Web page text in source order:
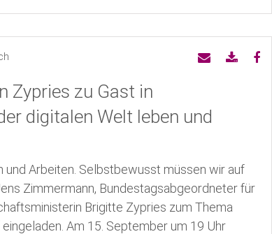
Zypries zu Gast in
digitalen Welt leben und
und Arbeiten. Selbstbewusst müssen wir auf
Zimmermann, Bundestagsabgeordneter für
Brigitte Zypries zum Thema
Am 15. September um 19 Uhr